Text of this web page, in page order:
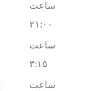
ساعت
۲۱:۰۰
ساعت
۳:۱۵
ساعت